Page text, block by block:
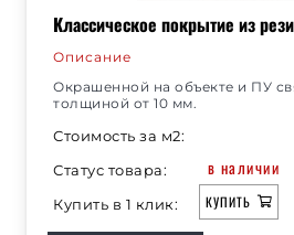
Классическое покрытие из
Описание
Окрашенной на объекте и ПУ
толщиной от 10 мм.
Стоимость за м2:
Статус товара:
в наличии
Купить в 1 клик: КУПИТЬ